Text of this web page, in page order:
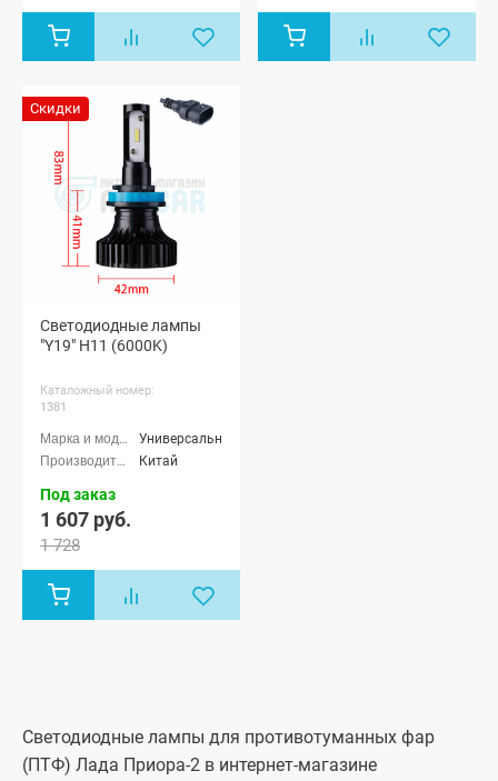
Скидки
Светодиодные лампы
"Y19" H11 (6000K)
Каталожный номер:
1381
Универсальные
Китай
Под заказ
1 607 руб.
1 728
Светодиодные лампы для противотуманных фар
(ПТФ) Лада Приора-2 в интернет-магазине